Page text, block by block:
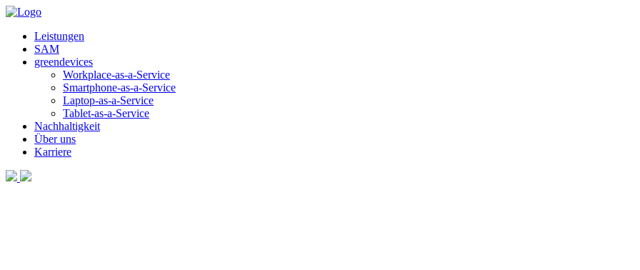
Leistungen
SAM
greendevices
Workplace-as-a-Service
Smartphone-as-a-Service
Laptop-as-a-Service
Tablet-as-a-Service
Nachhaltigkeit
Über uns
Karriere